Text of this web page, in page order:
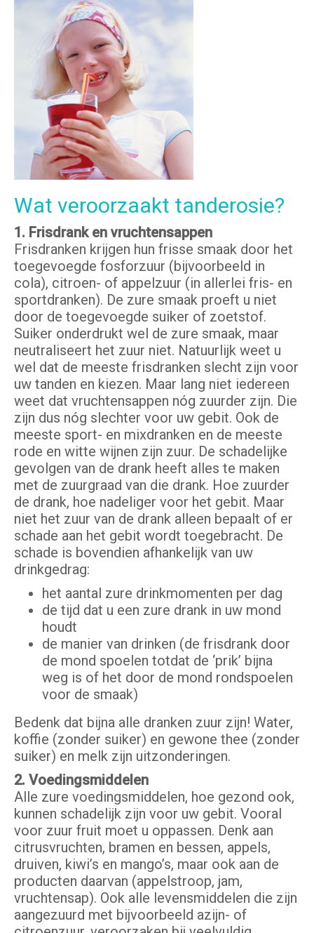
Wat veroorzaakt tanderosie?
1. Frisdrank en vruchtensappen
Frisdranken krijgen hun frisse smaak door het
toegevoegde fosforzuur (bijvoorbeeld in
cola), citroen- of appelzuur (in allerlei fris- en
sportdranken). De zure smaak proeft u niet
door de toegevoegde suiker of zoetstof.
Suiker onderdrukt wel de zure smaak, maar
neutraliseert het zuur niet. Natuurlijk weet u
wel dat de meeste frisdranken slecht zijn voor
uw tanden en kiezen. Maar lang niet iedereen
weet dat vruchtensappen nóg zuurder zijn. Die
zijn dus nóg slechter voor uw gebit. Ook de
meeste sport- en mixdranken en de meeste
rode en witte wijnen zijn zuur. De schadelijke
gevolgen van de drank heeft alles te maken
met de zuurgraad van die drank. Hoe zuurder
de drank, hoe nadeliger voor het gebit. Maar
niet het zuur van de drank alleen bepaalt of er
schade aan het gebit wordt toegebracht. De
schade is bovendien afhankelijk van uw
drinkgedrag:
het aantal zure drinkmomenten per dag
de tijd dat u een zure drank in uw mond
houdt
de manier van drinken (de frisdrank door
de mond spoelen totdat de ‘prik’ bijna
weg is of het door de mond rondspoelen
voor de smaak)
Bedenk dat bijna alle dranken zuur zijn! Water,
koffie (zonder suiker) en gewone thee (zonder
suiker) en melk zijn uitzonderingen.
2. Voedingsmiddelen
Alle zure voedingsmiddelen, hoe gezond ook,
kunnen schadelijk zijn voor uw gebit. Vooral
voor zuur fruit moet u oppassen. Denk aan
citrusvruchten, bramen en bessen, appels,
druiven, kiwi’s en mango’s, maar ook aan de
producten daarvan (appelstroop, jam,
vruchtensap). Ook alle levensmiddelen die zijn
aangezuurd met bijvoorbeeld azijn- of